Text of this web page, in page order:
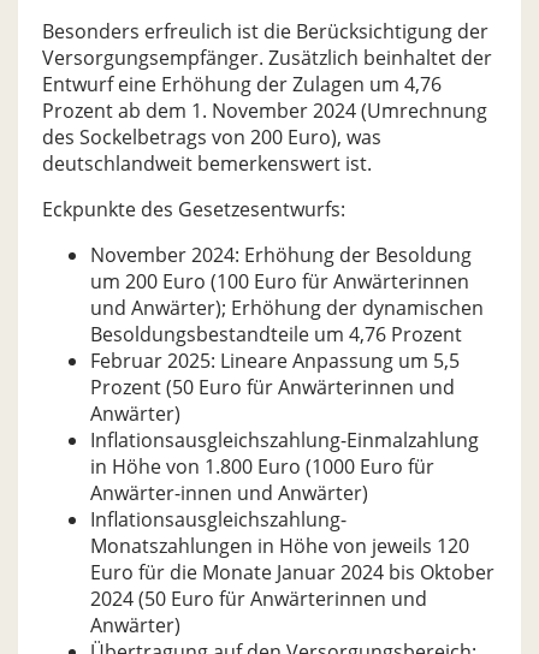
Besonders erfreulich ist die Berücksichtigung der
Versorgungsempfänger. Zusätzlich beinhaltet der
Entwurf eine Erhöhung der Zulagen um 4,76
Prozent ab dem 1. November 2024 (Umrechnung
des Sockelbetrags von 200 Euro), was
deutschlandweit bemerkenswert ist.
Eckpunkte des Gesetzesentwurfs:
November 2024: Erhöhung der Besoldung
um 200 Euro (100 Euro für Anwärterinnen
und Anwärter); Erhöhung der dynamischen
Besoldungsbestandteile um 4,76 Prozent
Februar 2025: Lineare Anpassung um 5,5
Prozent (50 Euro für Anwärterinnen und
Anwärter)
Inflationsausgleichszahlung-Einmalzahlung
in Höhe von 1.800 Euro (1000 Euro für
Anwärter-innen und Anwärter)
Inflationsausgleichszahlung-
Monatszahlungen in Höhe von jeweils 120
Euro für die Monate Januar 2024 bis Oktober
2024 (50 Euro für Anwärterinnen und
Anwärter)